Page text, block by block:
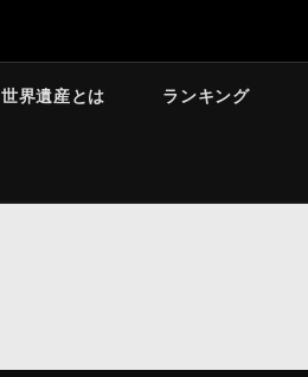
世界遺産とは ランキング